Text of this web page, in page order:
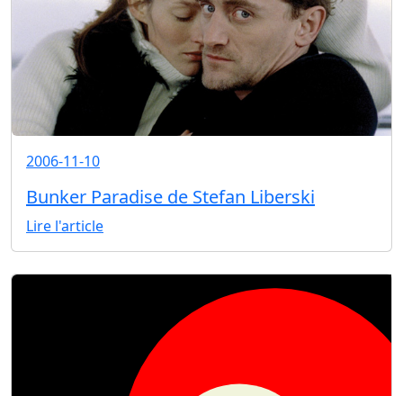
2006-11-10
Bunker Paradise de Stefan Liberski
Lire l'article